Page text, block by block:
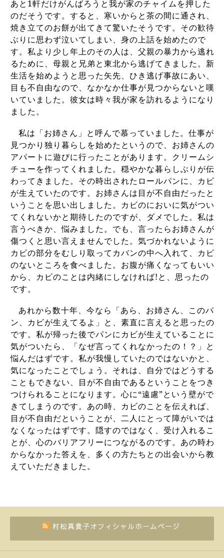
あと 1軒だけがんばろうと我が家のチャイムを押した
のだそうです。すると、寒いからと茶の間に通され、
焼き立てのお餅が出てきて驚いたそうです。その歓待
ぶりに思わず泣いてしまい、身の上話を始めたので
す。私より少し年上のその人は、父親の暴力から逃れ
るために、母親と兄弟と東北から逃げてきました。新
生活を始めようと思った矢先、ひき逃げ事故にあい、
目も不自由なので、なかなか仕事が見つからないと嘆
いていました。彼女は時々我が家を訪れるようになり
ました。
私は「お姉さん」と呼んで慕っていました。仕事が
見つかり独り暮らしを始めたというので、お姉さんの
アパートに遊びに行ったことがあります。クリームシ
チューを作ってくれました。穏やかな暮らしぶりが伝
わってきました。その時出されたロールパンに、カビ
が生えていたのです。お姉さんは目が不自由だったと
いうことを思い出しました。カビのにおいに気がつい
てくれないかと期待したのですが、ダメでした。私は
言うべきか、悩みました。でも、言ったらお姉さんが
傷つくと思い言えませんでした。気づかれないように
カビの部分をむしり取ってカバンの中へ入れて、カビ
のないところを食べました。お腹が痛くなってもいい
から、カビのことは内緒にしなければ!と、思ったの
です。
あれから数十年、今なら「あら、お姉さん、このパ
ン、カビが生えてるよ」と、素直に言えると思ったの
です。私が帰った後でパンにカビが生えていることに
気がついたら、「なぜ言ってくれなかったの！？」と
悩んだはずです。私が我慢していたのではないかと、
気になったことでしょう。それは、自分ではどうする
こともできない、目が不自由であるということをつき
つけられることになります。心に“遠慮”という壁がで
きてしまうのです。あの時、カビのことを伝えれば、
目が不自由だということが、二人にとって障がいでは
なくなったはずです。隠すのではなく、受け入れるこ
とが、心のバリアフリーにつながるのです。あの時わ
からなかった答えを、多くの方たちとの出会いから教
えていただきました。
村松真貴子オフィシャルホームページ